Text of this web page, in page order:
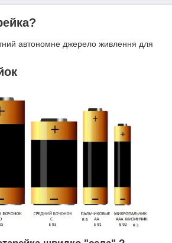
автономне джерело живлення для